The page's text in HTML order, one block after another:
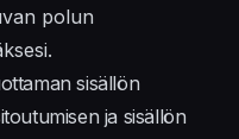
polun
sisällön
ja sisällön